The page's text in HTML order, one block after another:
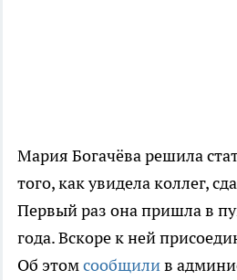
Мария Богачёва решила
того, как увидела коллег,
Первый раз она пришла в
года. Вскоре к ней
Об этомсообщилив